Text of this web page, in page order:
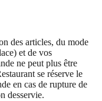
des articles, du mode
et de vos
ne peut plus être
se réserve le
en cas de rupture de
desservie.